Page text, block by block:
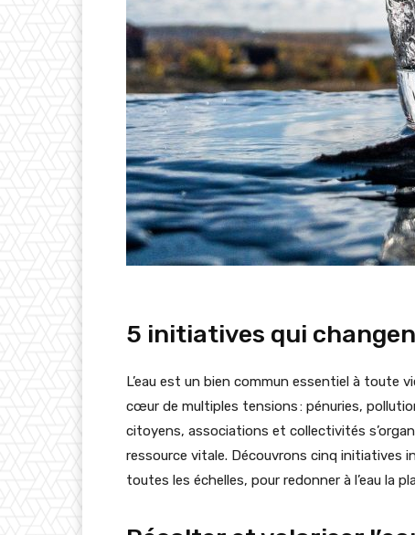
5 initiatives qui
L’eau est un bien commun essentiel à toute
cœur de multiples tensions : pénuries,
citoyens, associations et collectivités
ressource vitale. Découvrons cinq initiatives
toutes les échelles, pour redonner à l’eau la